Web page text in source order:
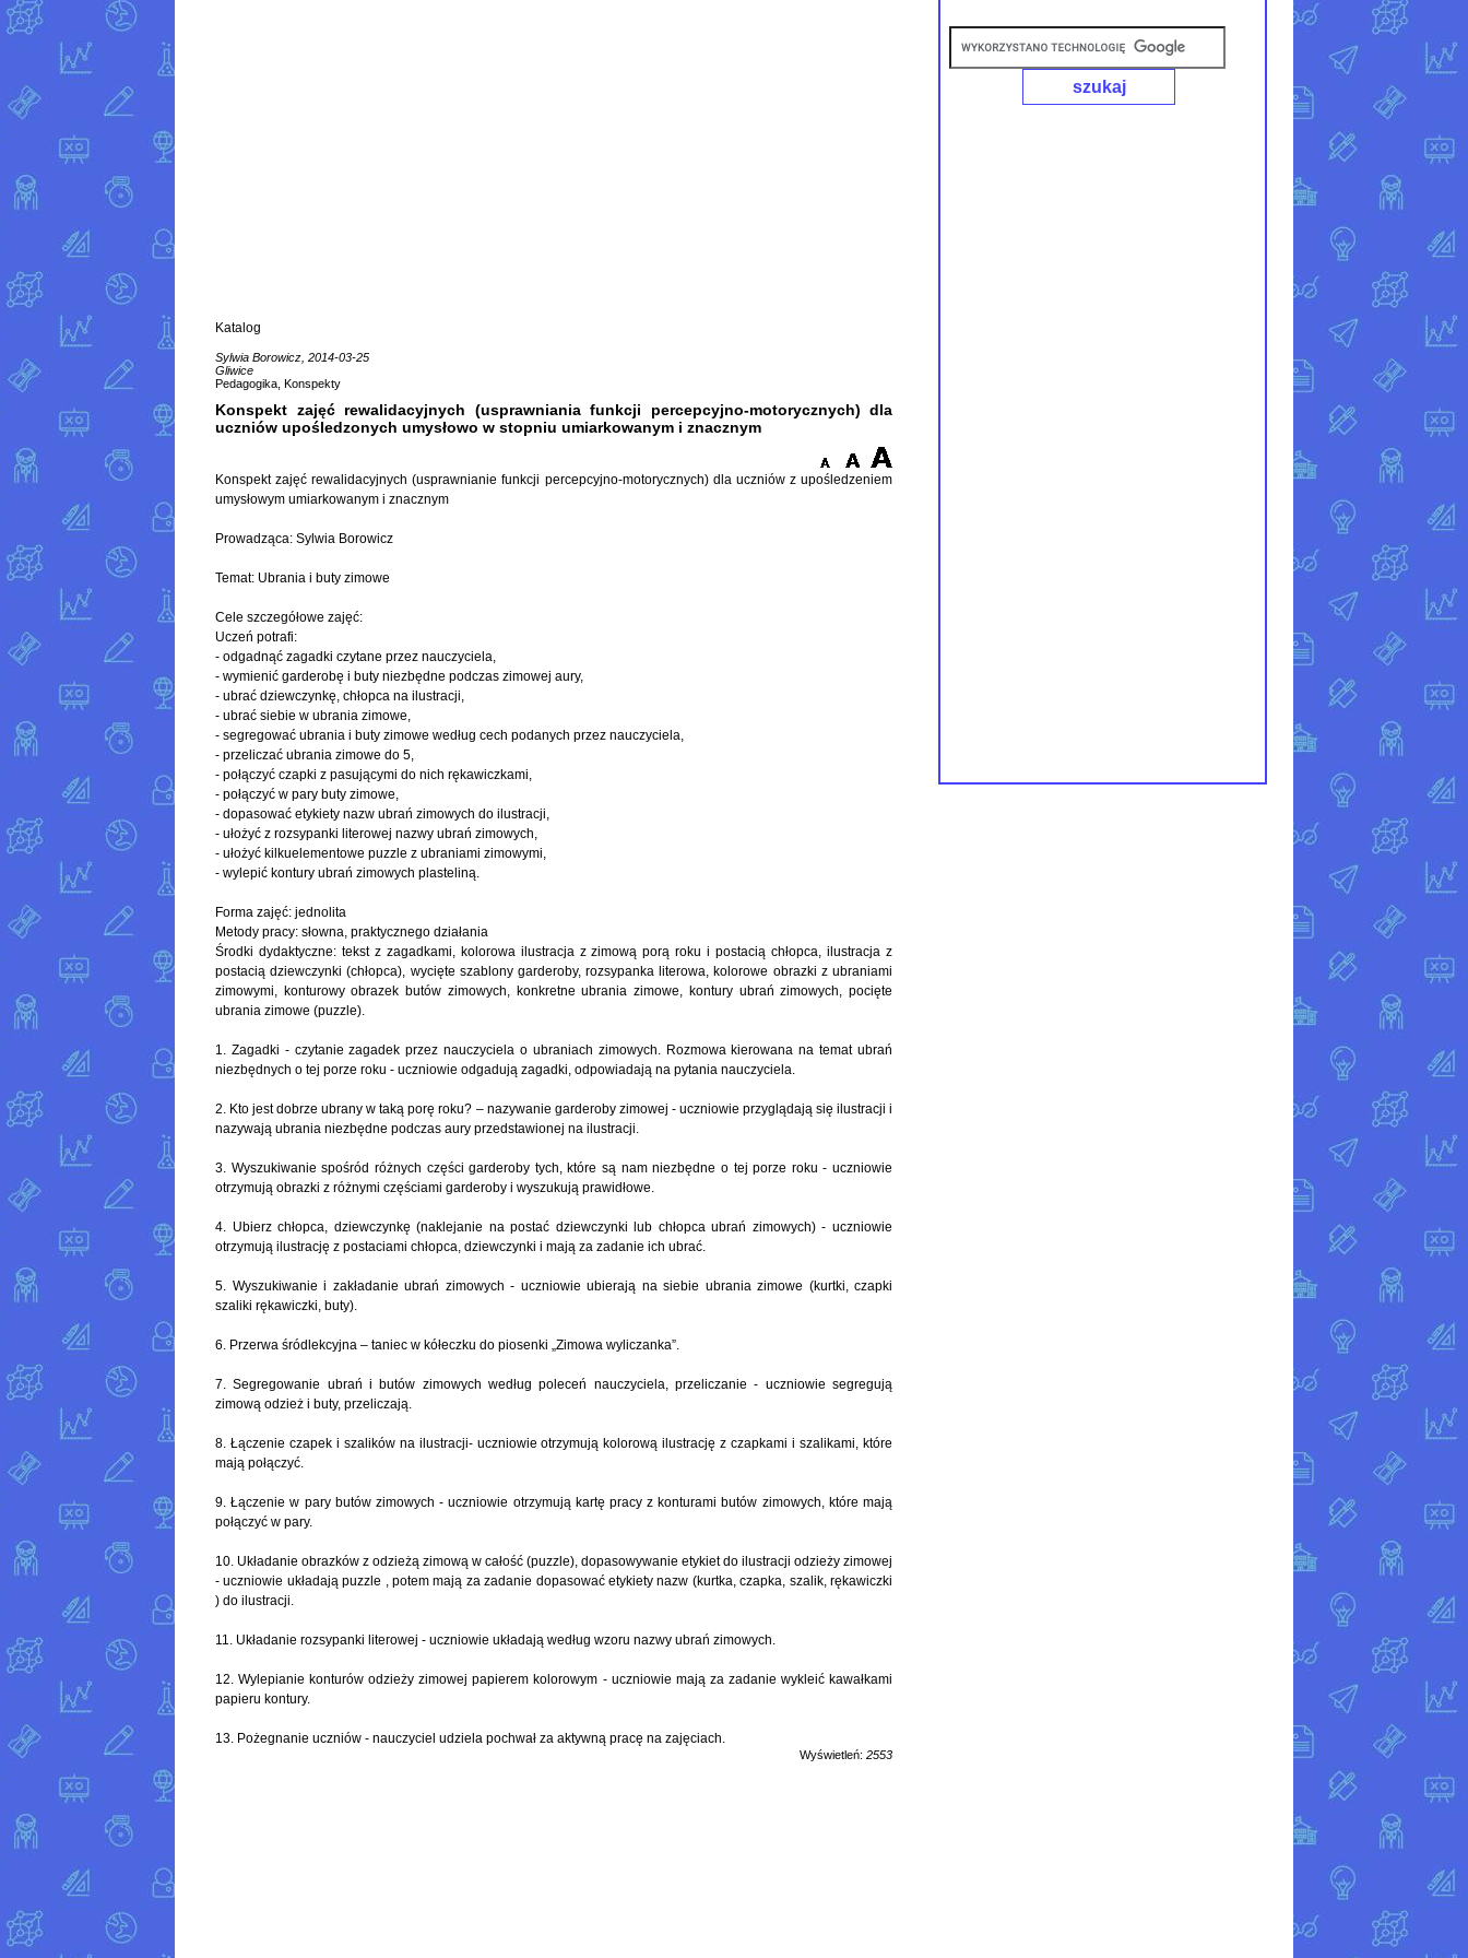
Katalog
Sylwia Borowicz, 2014-03-25
Gliwice
Pedagogika, Konspekty
Konspekt zajęć rewalidacyjnych (usprawniania funkcji percepcyjno-motorycznych) dla
uczniów upośledzonych umysłowo w stopniu umiarkowanym i znacznym
Konspekt zajęć rewalidacyjnych (usprawnianie funkcji percepcyjno-motorycznych) dla uczniów z upośledzeniem
umysłowym umiarkowanym i znacznym
Prowadząca: Sylwia Borowicz
Temat: Ubrania i buty zimowe
Cele szczegółowe zajęć:
Uczeń potrafi:
- odgadnąć zagadki czytane przez nauczyciela,
- wymienić garderobę i buty niezbędne podczas zimowej aury,
- ubrać dziewczynkę, chłopca na ilustracji,
- ubrać siebie w ubrania zimowe,
- segregować ubrania i buty zimowe według cech podanych przez nauczyciela,
- przeliczać ubrania zimowe do 5,
- połączyć czapki z pasującymi do nich rękawiczkami,
- połączyć w pary buty zimowe,
- dopasować etykiety nazw ubrań zimowych do ilustracji,
- ułożyć z rozsypanki literowej nazwy ubrań zimowych,
- ułożyć kilkuelementowe puzzle z ubraniami zimowymi,
- wylepić kontury ubrań zimowych plasteliną.
Forma zajęć: jednolita
Metody pracy: słowna, praktycznego działania
Środki dydaktyczne: tekst z zagadkami, kolorowa ilustracja z zimową porą roku i postacią chłopca, ilustracja z
postacią dziewczynki (chłopca), wycięte szablony garderoby, rozsypanka literowa, kolorowe obrazki z ubraniami
zimowymi, konturowy obrazek butów zimowych, konkretne ubrania zimowe, kontury ubrań zimowych, pocięte
ubrania zimowe (puzzle).
1. Zagadki - czytanie zagadek przez nauczyciela o ubraniach zimowych. Rozmowa kierowana na temat ubrań
niezbędnych o tej porze roku - uczniowie odgadują zagadki, odpowiadają na pytania nauczyciela.
2. Kto jest dobrze ubrany w taką porę roku? – nazywanie garderoby zimowej - uczniowie przyglądają się ilustracji i
nazywają ubrania niezbędne podczas aury przedstawionej na ilustracji.
3. Wyszukiwanie spośród różnych części garderoby tych, które są nam niezbędne o tej porze roku - uczniowie
otrzymują obrazki z różnymi częściami garderoby i wyszukują prawidłowe.
4. Ubierz chłopca, dziewczynkę (naklejanie na postać dziewczynki lub chłopca ubrań zimowych) - uczniowie
otrzymują ilustrację z postaciami chłopca, dziewczynki i mają za zadanie ich ubrać.
5. Wyszukiwanie i zakładanie ubrań zimowych - uczniowie ubierają na siebie ubrania zimowe (kurtki, czapki
szaliki rękawiczki, buty).
6. Przerwa śródlekcyjna – taniec w kółeczku do piosenki „Zimowa wyliczanka”.
7. Segregowanie ubrań i butów zimowych według poleceń nauczyciela, przeliczanie - uczniowie segregują
zimową odzież i buty, przeliczają.
8. Łączenie czapek i szalików na ilustracji- uczniowie otrzymują kolorową ilustrację z czapkami i szalikami, które
mają połączyć.
9. Łączenie w pary butów zimowych - uczniowie otrzymują kartę pracy z konturami butów zimowych, które mają
połączyć w pary.
10. Układanie obrazków z odzieżą zimową w całość (puzzle), dopasowywanie etykiet do ilustracji odzieży zimowej
- uczniowie układają puzzle , potem mają za zadanie dopasować etykiety nazw (kurtka, czapka, szalik, rękawiczki
) do ilustracji.
11. Układanie rozsypanki literowej - uczniowie układają według wzoru nazwy ubrań zimowych.
12. Wylepianie konturów odzieży zimowej papierem kolorowym - uczniowie mają za zadanie wykleić kawałkami
papieru kontury.
13. Pożegnanie uczniów - nauczyciel udziela pochwał za aktywną pracę na zajęciach.
Wyświetleń: 2553